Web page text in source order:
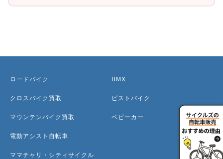
ロードバイク
クロスバイク買取
マウンテンバイク買取
電動アシスト自転車
ママチャリ・シティサイクル
BMX
ピストバイク
ベビーカー